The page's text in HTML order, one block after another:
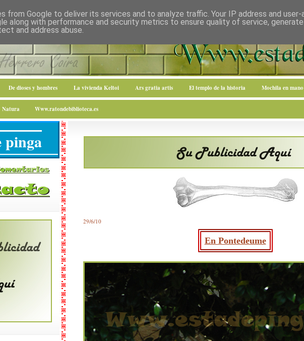
De dioses y hombres La vivienda Keltoi Ars gratia artis El templo de la historia Mochila en mano
Natura Www.ratondebiblioteca.es
29/6/10
En Pontedeume
pinga
from Google to deliver its services and to analyze traffic. Your IP address and user-
along with performance and security metrics to ensure quality of service,
and address abuse.